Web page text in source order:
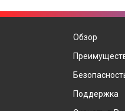
Обзор
Поддержка